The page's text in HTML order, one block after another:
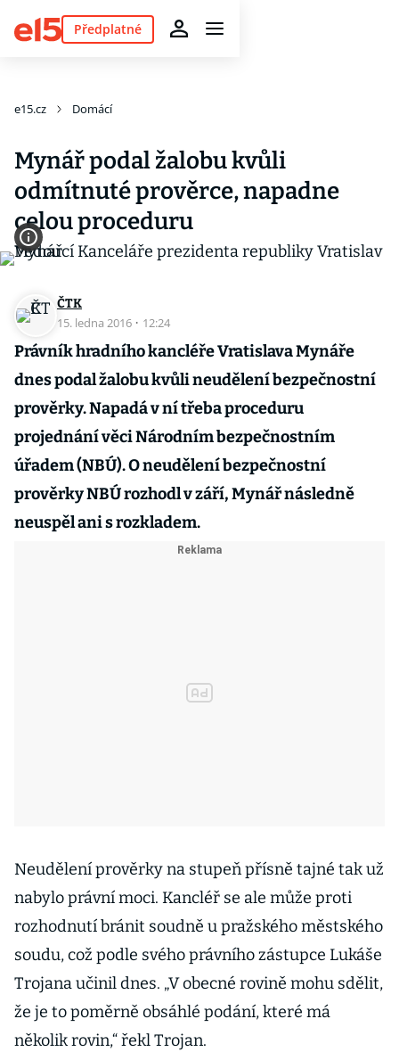
Předplatné
e15.cz Domácí
Mynář podal žalobu kvůli
odmítnuté prověrce, napadne
celou proceduru
ČTK
15. ledna 2016 · 12:24
Právník hradního kancléře Vratislava Mynáře
dnes podal žalobu kvůli neudělení bezpečnostní
prověrky. Napadá v ní třeba proceduru
projednání věci Národním bezpečnostním
úřadem (NBÚ). O neudělení bezpečnostní
prověrky NBÚ rozhodl v září, Mynář následně
neuspěl ani s rozkladem.
Neudělení prověrky na stupeň přísně tajné tak už
nabylo právní moci. Kancléř se ale může proti
rozhodnutí bránit soudně u pražského městského
soudu, což podle svého právního zástupce Lukáše
Trojana učinil dnes. „V obecné rovině mohu sdělit,
že je to poměrně obsáhlé podání, které má
několik rovin,“ řekl Trojan.